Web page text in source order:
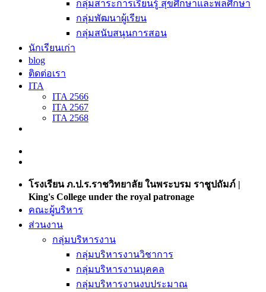
กลุ่มสาระการเรียนรู้ สุขศึกษาและพลศึกษา
กลุ่มพัฒนาผู้เรียน
กลุ่มสนับสนุนการสอน
นักเรียนเก่า
blog
ติดต่อเรา
ITA
ITA 2566
ITA 2567
ITA 2568
โรงเรียน ภ.ป.ร.ราชวิทยาลัย ในพระบรม ราชูปถัมภ์ |
King's College under the royal patronage
คณะผู้บริหาร
ส่วนงาน
กลุ่มบริหารงาน
กลุ่มบริหารงานวิชาการ
กลุ่มบริหารงานบุคคล
กลุ่มบริหารงานงบประมาณ